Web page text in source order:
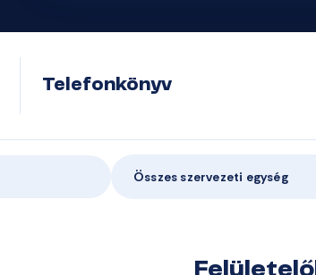
Telefonkönyv
Összes szervezeti egység